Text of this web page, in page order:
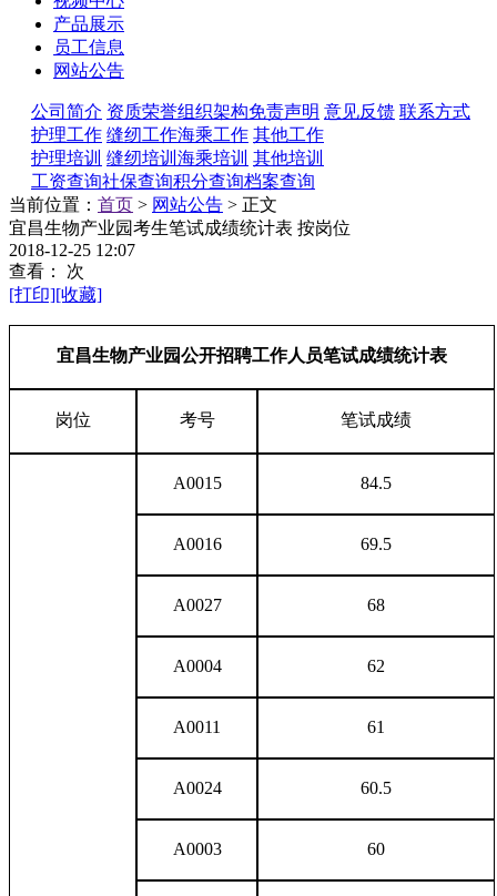
产品展示
员工信息
网站公告
公司简介 资质荣誉组织架构免责声明 意见反馈 联系方式
护理工作 缝纫工作海乘工作 其他工作
护理培训 缝纫培训 海乘培训 其他培训
工资查询社保查询积分查询档案查询
当前位置： 首页 > 网站公告 > 正文
宜昌生物产业园考生笔试成绩统计表 按岗位
2018-12-25 12:07
查看：
次
[打印][收藏]
宜昌生物产业园公开招聘工作人员笔试成绩统计表
岗位 考号 笔试成绩
A0015 84.5
A0016 69.5
A0027 68
A0004 62
A0011 61
A0024 60.5
A0003 60